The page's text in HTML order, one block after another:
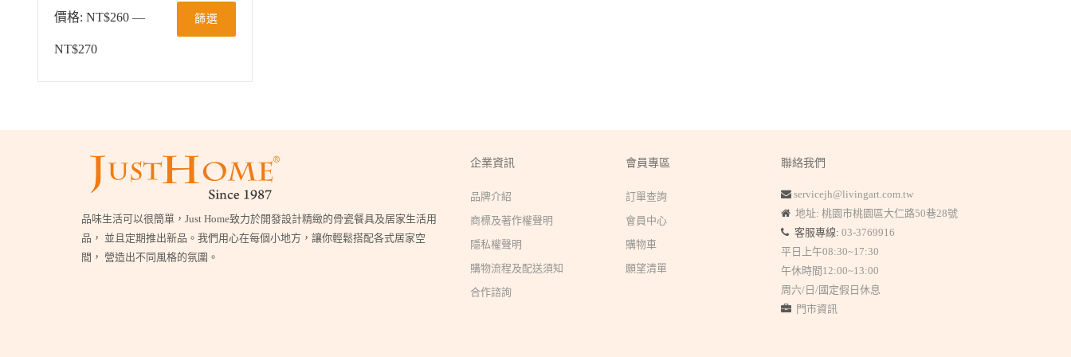
篩選
價格: NT$260 —
NT$270
品味生活可以很簡單，Just Home致力於開發設計精緻的骨瓷餐具及居家生活用
品， 並且定期推出新品。我們用心在每個小地方，讓你輕鬆搭配各式居家空
間， 營造出不同風格的氛圍。
企業資訊
品牌介紹
商標及著作權聲明
隱私權聲明
購物流程及配送須知
合作諮詢
會員專區
訂單查詢
會員中心
購物車
願望清單
聯絡我們
servicejh@livingart.com.tw
地址: 桃園市桃園區大仁路50巷28號
客服專線: 03-3769916
平日上午08:30~17:30
午休時間12:00~13:00
周六/日/國定假日休息
門市資訊